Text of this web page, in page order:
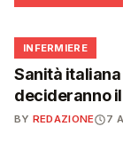
🩺
INFERMIERE
Sanità
decideranno
BY REDAZIONE 7